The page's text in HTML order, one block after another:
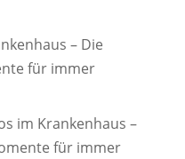
– Die
für immer
im Krankenhaus –
für immer